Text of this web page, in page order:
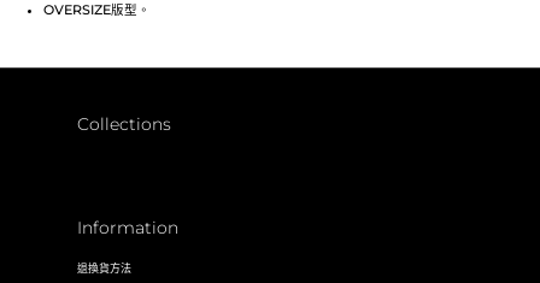
OVERSIZE版型。
Collections
Information
退換貨方法